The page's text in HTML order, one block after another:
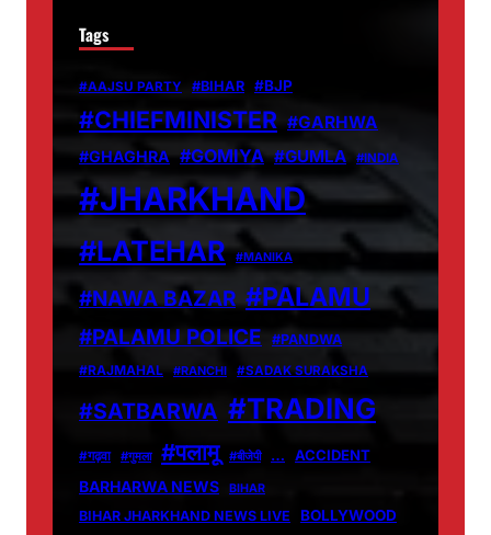
Tags
#AAJSU PARTY #BIHAR #BJP
#CHIEFMINISTER #GARHWA
#GHAGHRA #GOMIYA #GUMLA #INDIA
#JHARKHAND
#LATEHAR #MANIKA
#NAWA BAZAR #PALAMU
#PALAMU POLICE
#PANDWA
#RAJMAHAL
#RANCHI #SADAK SURAKSHA
#SATBARWA #TRADING
#गढ़वा #गुमला #पलामू #बीजेपी … ACCIDENT
BARHARWA NEWS BIHAR
BIHAR JHARKHAND NEWS LIVE BOLLYWOOD